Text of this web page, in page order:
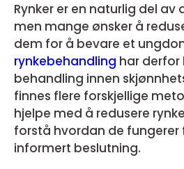
Rynker er en naturlig del av
men mange ønsker å
dem for å bevare et
rynkebehandling har
behandling innen
finnes flere forskjellige
hjelpe med å redusere
forstå hvordan de fungerer
informert beslutning.